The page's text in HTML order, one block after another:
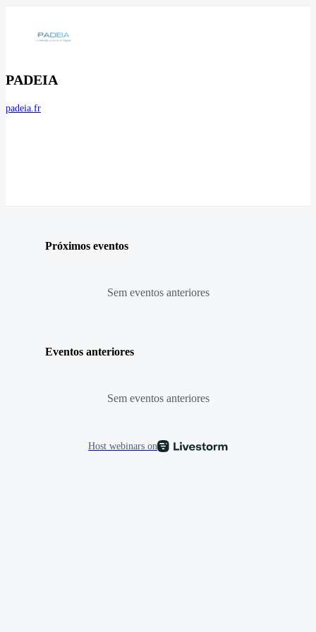
PADEIA
padeia.fr
Próximos eventos
Sem eventos anteriores
Eventos anteriores
Sem eventos anteriores
Host webinars on